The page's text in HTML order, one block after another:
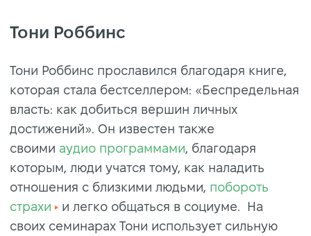
Тони Роббинс
Тони Роббинс прославился благодаря книге,
которая стала бестселлером: «Беспредельная
власть: как добиться вершин личных
достижений». Он известен также
своими аудио программами, благодаря
которым, люди учатся тому, как наладить
отношения с близкими людьми, побороть
страхи
и легко общаться в социуме. На
своих семинарах Тони использует сильную